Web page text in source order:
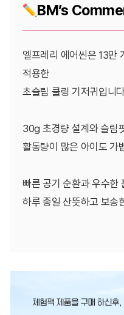
BM’s
엘프레리 에어씬은 13만
적용한
초슬림 쿨링 기저귀입니
30g 초경량 설계와 슬림
활동량이 많은 아이도 가
빠른 공기 순환과 우수한
하루 종일 산뜻하고 보송